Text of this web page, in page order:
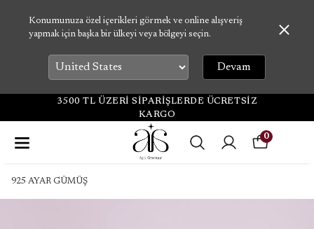
Konumunuza özel içerikleri görmek ve online alışveriş
yapmak için başka bir ülkeyi veya bölgeyi seçin.
Devam
3500 TL ÜZERİ SİPARİŞLERDE ÜCRETSİZ
KARGO
0
925 AYAR GÜMÜŞ